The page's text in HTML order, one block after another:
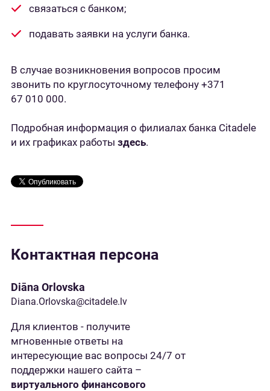
связаться с банком;
подавать заявки на услуги банка.
В случае возникновения вопросов просим
звонить по круглосуточному телефону +371
67 010 000.
Подробная информация о филиалах банка Citadele
и их графиках работы здесь.
Контактная персона
Diāna Orlovska
Diana.Orlovska@citadele.lv
Для клиентов - получите
мгновенные ответы на
интересующие вас вопросы 24/7 от
поддержки нашего сайта –
виртуального финансового